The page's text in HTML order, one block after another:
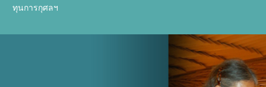
ทุนการกุศลฯ